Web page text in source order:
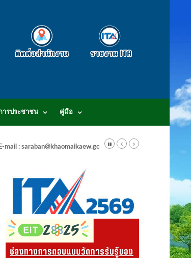
ารประชาชน คู่มือ
: saraban@khaomaikaew.go.th